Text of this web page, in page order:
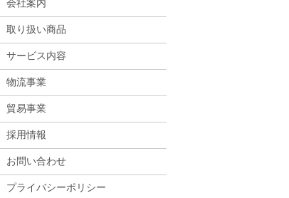
会社案内
取り扱い商品
サービス内容
物流事業
貿易事業
採用情報
お問い合わせ
プライバシーポリシー